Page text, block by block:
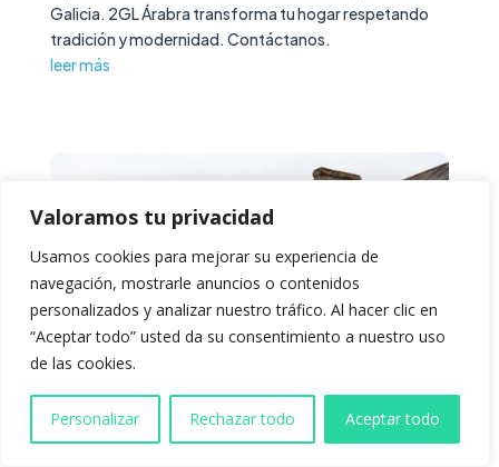
Valoramos tu privacidad
Usamos cookies para mejorar su experiencia de
navegación, mostrarle anuncios o contenidos
personalizados y analizar nuestro tráfico. Al hacer clic en
“Aceptar todo” usted da su consentimiento a nuestro uso
de las cookies.
Personalizar Rechazar todo Aceptar todo
Galicia. 2GL Árabra transforma tu hogar respetando
tradición y modernidad. Contáctanos.
leer más